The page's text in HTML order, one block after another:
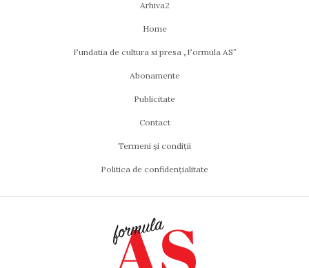
Arhiva2
Home
Fundatia de cultura si presa „Formula AS”
Abonamente
Publicitate
Contact
Termeni și condiții
Politica de confidențialitate